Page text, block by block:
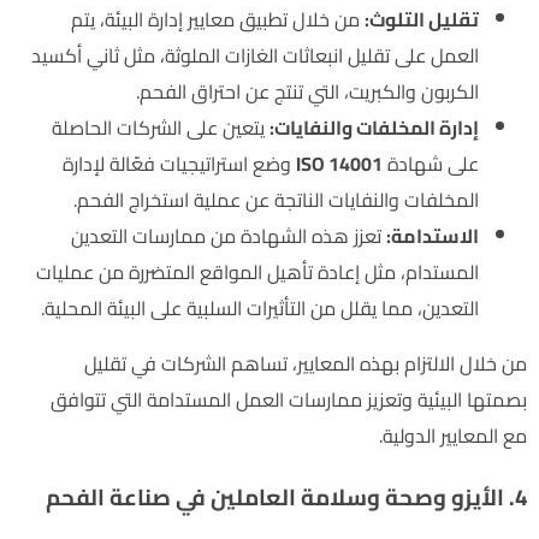
تقليل التلوث:من خلال تطبيق معايير إدارة البيئة، يتم
العمل على تقليل انبعاثات الغازات الملوثة، مثل ثاني أكسيد
الكربون والكبريت، التي تنتج عن احتراق الفحم.
إدارة المخلفات والنفايات:يتعين على الشركات الحاصلة
على شهادة ISO 14001 وضع استراتيجيات فعّالة لإدارة
المخلفات والنفايات الناتجة عن عملية استخراج الفحم.
الاستدامة:تعزز هذه الشهادة من ممارسات التعدين
المستدام، مثل إعادة تأهيل المواقع المتضررة من عمليات
التعدين، مما يقلل من التأثيرات السلبية على البيئة المحلية.
من خلال الالتزام بهذه المعايير، تساهم الشركات في تقليل
بصمتها البيئية وتعزيز ممارسات العمل المستدامة التي تتوافق
مع المعايير الدولية.
4. الأيزو وصحة وسلامة العاملين في صناعة الفحم